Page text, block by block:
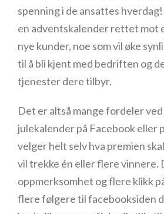
spenning i de ansattes hverdag!
en adventskalender rettet mot
nye kunder, noe som vil øke
til å bli kjent med bedriften og
tjenester dere tilbyr.
Det er altså mange fordeler ved
julekalender på Facebook eller
velger helt selv hva premien
vil trekke én eller flere vinnere.
oppmerksomhet og flere klikk
flere følgere til facebooksiden